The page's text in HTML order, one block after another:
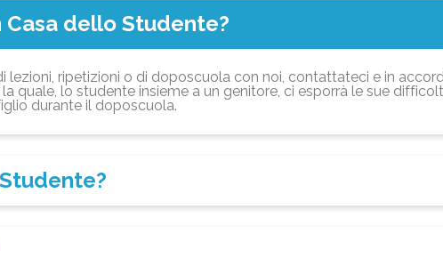
Casa dello Studente?
lezioni, ripetizioni o di doposcuola con noi, contattateci e in
quale, lo studente insieme a un genitore, ci esporrà le sue
durante il doposcuola.